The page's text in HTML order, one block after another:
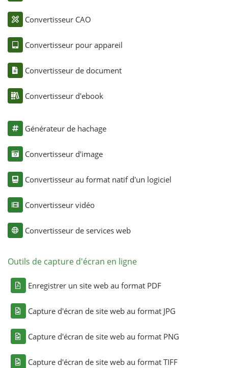
Convertisseur CAO
Convertisseur pour appareil
Convertisseur de document
Convertisseur d'ebook
Générateur de hachage
Convertisseur d'image
Convertisseur au format natif d'un logiciel
Convertisseur vidéo
Convertisseur de services web
Outils de capture d'écran en ligne
Enregistrer un site web au format PDF
Capture d'écran de site web au format JPG
Capture d'écran de site web au format PNG
Capture d'écran de site web au format TIFF